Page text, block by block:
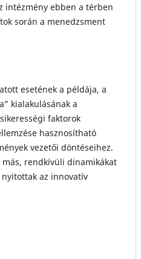
intézmény ebben a térben
során a menedzsment
esetének a példája, a
kialakulásának a
faktorok
hasznosítható
vezetői döntéseihez.
rendkívüli dinamikákat
az innovatív